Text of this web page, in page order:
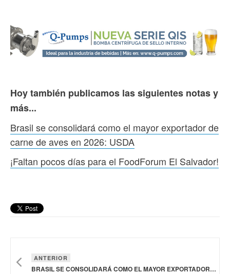
Hoy también publicamos las siguientes notas y
más...
Brasil se consolidará como el mayor exportador de
carne de aves en 2026: USDA
¡Faltan pocos días para el FoodForum El Salvador!
ANTERIOR
BRASIL SE CONSOLIDARÁ COMO EL MAYOR EXPORTADOR DE CARNE DE AVES EN 2026: USDA